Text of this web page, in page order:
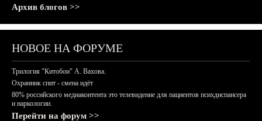
Архив блогов >>
НОВОЕ НА ФОРУМЕ
Трилогия "Китобои" А. Вахова.
Охранник спит - смена идёт
80% российского медиаконтента это телевидение для пациентов психдиспансера
и наркологии.
Перейти на форум >>